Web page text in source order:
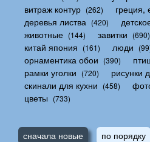
витраж контур (262) греция,
деревья листва (420)
животные (144) завитки (690)
китай япония (161) люди
орнаментика обои (390)
рамки уголки (720) рисунки
скинали для кухни (458)
цветы (733)
сначала новые по порядку